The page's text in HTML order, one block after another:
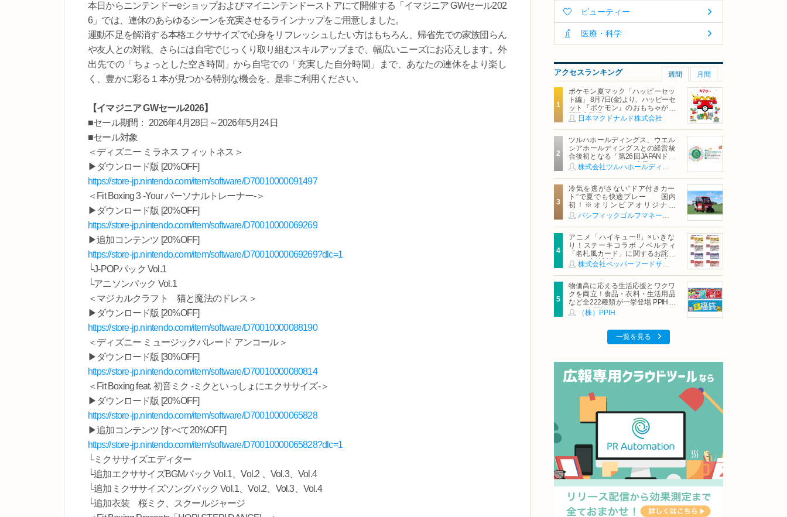
本日からニンテンドーeショップおよびマイニンテンドーストアにて開催する「イマジニア GWセール202
6」では、連休のあらゆるシーンを充実させるラインナップをご用意しました。
運動不足を解消する本格エクササイズで心身をリフレッシュしたい方はもちろん、帰省先での家族団らん
や友人との対戦、さらには自宅でじっくり取り組むスキルアップまで、幅広いニーズにお応えします。外
出先での「ちょっとした空き時間」から自宅での「充実した自分時間」まで、あなたの連休をより楽し
く、豊かに彩る１本が見つかる特別な機会を、是非ご利用ください。
【イマジニア GWセール2026】
■セール期間： 2026年4月28日～2026年5月24日
■セール対象
＜ディズニー ミラネス フィットネス＞
▶ダウンロード版 [20%OFF]
https://store-jp.nintendo.com/item/software/D70010000091497
＜Fit Boxing 3 -Your パーソナルトレーナー-＞
▶ダウンロード版 [20%OFF]
https://store-jp.nintendo.com/item/software/D70010000069269
▶追加コンテンツ [20%OFF]
https://store-jp.nintendo.com/item/software/D70010000069269?dlc=1
└J-POPパック Vol.1
└アニソンパック Vol.1
＜マジカルクラフト 猫と魔法のドレス＞
▶ダウンロード版 [20%OFF]
https://store-jp.nintendo.com/item/software/D70010000088190
＜ディズニー ミュージックパレード アンコール＞
▶ダウンロード版 [30%OFF]
https://store-jp.nintendo.com/item/software/D70010000080814
＜Fit Boxing feat. 初音ミク -ミクといっしょにエクササイズ-＞
▶ダウンロード版 [20%OFF]
https://store-jp.nintendo.com/item/software/D70010000065828
▶追加コンテンツ [すべて20%OFF]
https://store-jp.nintendo.com/item/software/D70010000065828?dlc=1
└ミクササイズエディター
└追加エクササイズBGMパック Vol.1、Vol.2 、Vol.3、Vol.4
└追加ミクササイズソングパック Vol.1、Vol.2、Vol.3、Vol.4
└追加衣装 桜ミク、スクールジャージ
ビューティー
医療・科学
アクセスランキング 週間 月間
ポケモン夏マック「ハッピーセッ
ト編」 8月7日(金)より、ハッピーセ
ット『ポケモン』のおもちゃが期
間限定登場
日本マクドナルド株式会社
ツルハホールディングス、ウエル
シアホールディングスとの経営統
合後初となる「第26回JAPANドラ
ッグストアショー」に出展
冷気を逃がさない“ドア付きカー
ト”で夏でも快適プレー 国内
初！※オリンピアオリジナル
「AirCon Cart（エアコンカー
ト）」導入 | ＰＧＭ
アニメ「ハイキュー!!」×いきな
り！ステーキコラボ ノベルティ
「名札風カード」に関するお詫び
および交換対応についてのご案内
物価高に応える生活応援とワクワ
クを両立！食品・衣料・生活用品
など全222種類が一挙登場 PPIHグ
ループ「夏福袋」＆セール 8月6日
(木)より順次スタート
（株）PPIH
一覧を見る